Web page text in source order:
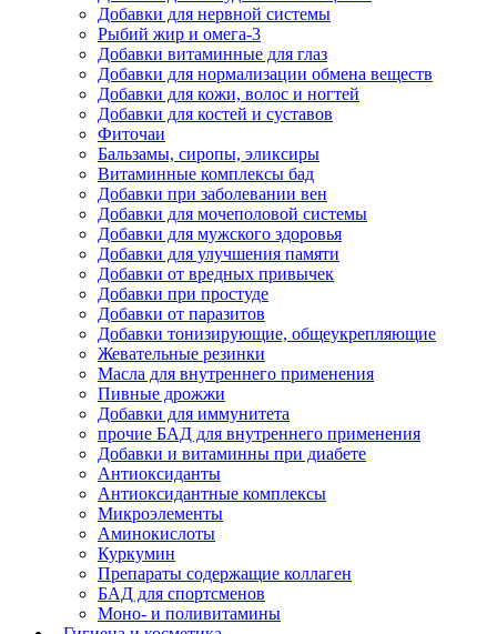
Добавки для нервной системы
Рыбий жир и омега-3
Добавки витаминные для глаз
Добавки для нормализации обмена веществ
Добавки для кожи, волос и ногтей
Добавки для костей и суставов
Фиточаи
Бальзамы, сиропы, эликсиры
Витаминные комплексы бад
Добавки при заболевании вен
Добавки для мочеполовой системы
Добавки для мужского здоровья
Добавки для улучшения памяти
Добавки от вредных привычек
Добавки при простуде
Добавки от паразитов
Добавки тонизирующие, общеукрепляющие
Жевательные резинки
Масла для внутреннего применения
Пивные дрожжи
Добавки для иммунитета
прочие БАД для внутреннего применения
Добавки и витаминны при диабете
Антиоксиданты
Антиоксидантные комплексы
Микроэлементы
Аминокислоты
Куркумин
Препараты содержащие коллаген
БАД для спортсменов
Моно- и поливитамины